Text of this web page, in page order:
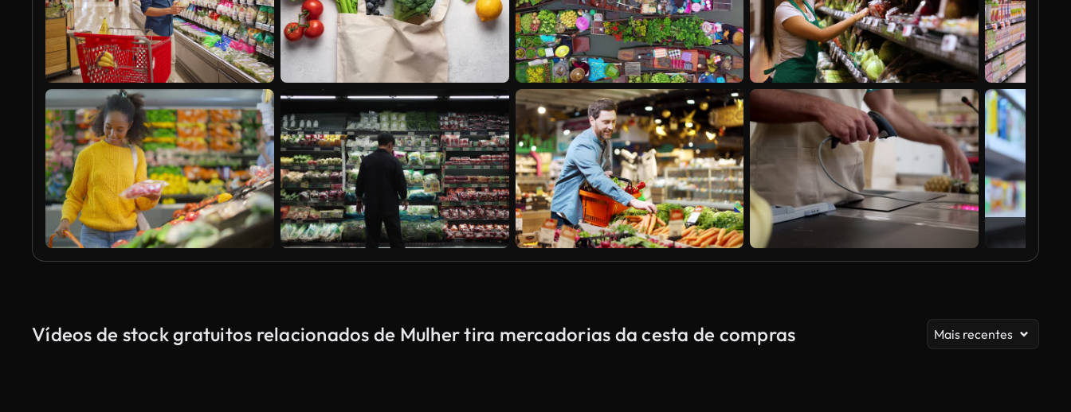
Vídeos de stock gratuitos relacionados de Mulher tira mercadorias da cesta de compras Mais recentes